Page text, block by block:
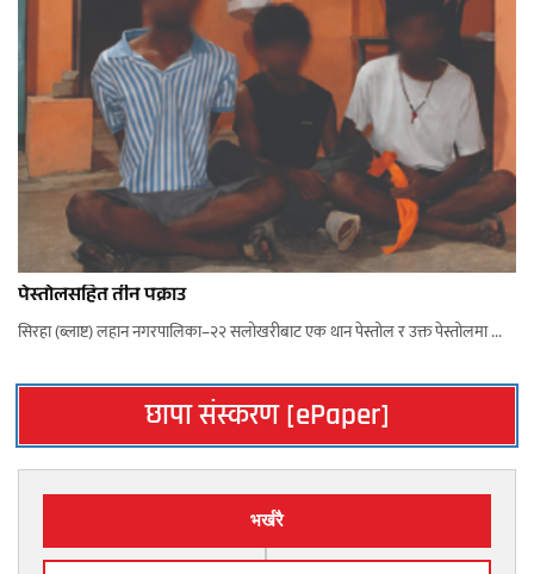
पेस्तोलसहित तीन पक्राउ
सिरहा (ब्लाष्ट) लहान नगरपालिका–२२ सलोखरीबाट एक थान पेस्तोल र उक्त पेस्तोलमा ...
छापा संस्करण [ePaper]
भर्खरै